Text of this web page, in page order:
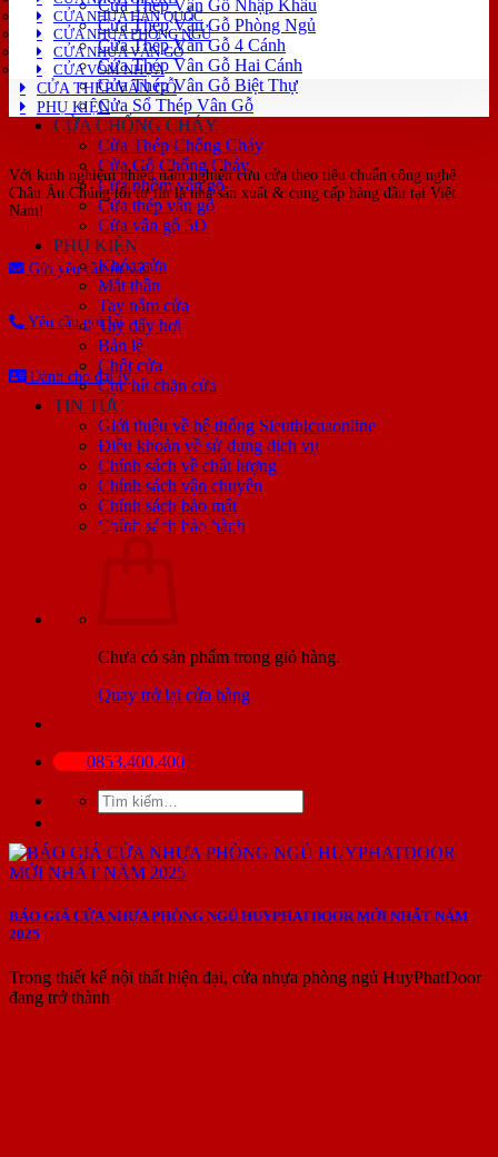
Cửa Thép Vân Gỗ Nhập Khẩu
Cửa Thép Vân Gỗ Phòng Ngủ
Cửa Thép Vân Gỗ 4 Cánh
Cửa Thép Vân Gỗ Hai Cánh
Cửa Thép Vân Gỗ Biệt Thự
Cửa Sổ Thép Vân Gỗ
CỬA CHỐNG CHÁY
Cửa Thép Chống Cháy
Cửa Gỗ Chống Cháy
Cửa nhôm vân gỗ
Cửa thép vân gỗ
Cửa vân gỗ 5D
PHỤ KIỆN
Khóa cửa
Mắt thần
Tay nắm cửa
Tay đẩy hơi
Bản lề
Chốt cửa
Cục hít chặn cửa
TIN TỨC
Giới thiệu về hệ thống Sieuthicuaonline
Điều khoản về sử dụng dịch vụ
Chính sách về chất lượng
Chính sách vận chuyển
Chính sách bảo mật
Chính sách bảo hành
Chưa có sản phẩm trong giỏ hàng.
Quay trở lại cửa hàng
0853.400.400
Tìm
kiếm:
CỬA NHỰA HÀN QUỐC
CỬA NHỰA PHÒNG NGỦ
CỬA NHỰA VÂN GỖ
CỬA VÒM NHỰA
CỬA THÉP VÂN GỖ
PHỤ KIỆN
Với kinh nghiệm nhiêu năm nghiên cứu cửa theo tiêu chuẩn công nghệ
Châu Âu.Chúng tôi tự tin là nhà sản xuất & cung cấp hàng đầu tại Việt
Nam!
Gửi yêu cầu tư vấn
Yêu cầu gọi lại
Dành cho đại lý
BÀI VIẾT MỚI NHẤT
BÁO GIÁ CỬA NHỰA PHÒNG NGỦ HUYPHATDOOR MỚI NHẤT NĂM
2025
Trong thiết kế nội thất hiện đại, cửa nhựa phòng ngủ HuyPhatDoor
đang trở thành